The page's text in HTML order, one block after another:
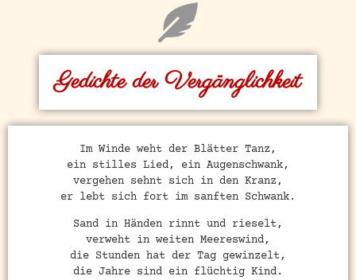
Gedichte der Vergänglichkeit
Im Winde weht der Blätter Tanz,
ein stilles Lied, ein Augenschwank,
vergehen sehnt sich in den Kranz,
er lebt sich fort im sanften Schwank.
Sand in Händen rinnt und rieselt,
verweht in weiten Meereswind,
die Stunden hat der Tag gewinzelt,
die Jahre sind ein flüchtig Kind.